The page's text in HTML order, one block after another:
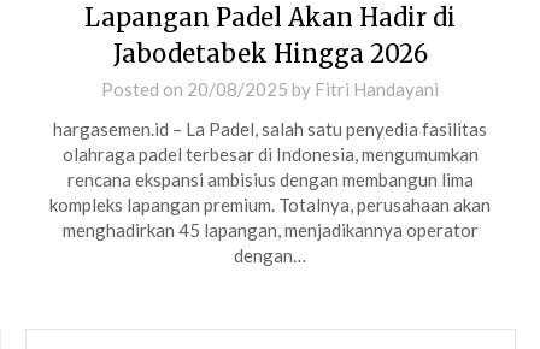
Lapangan Padel Akan Hadir di
Jabodetabek Hingga 2026
Posted on 20/08/2025 by Fitri Handayani
hargasemen.id – La Padel, salah satu penyedia fasilitas
olahraga padel terbesar di Indonesia, mengumumkan
rencana ekspansi ambisius dengan membangun lima
kompleks lapangan premium. Totalnya, perusahaan akan
menghadirkan 45 lapangan, menjadikannya operator
dengan…